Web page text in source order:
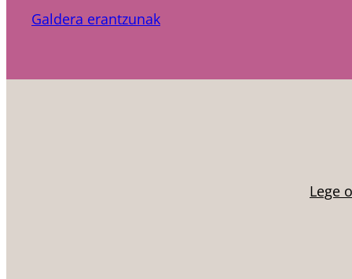
Galdera erantzunak
Lege